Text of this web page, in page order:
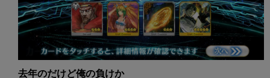
去年のだけど俺の負けか